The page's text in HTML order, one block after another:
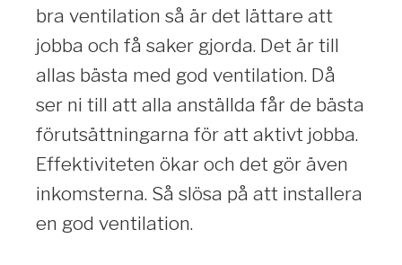
bra ventilation så är det lättare att
jobba och få saker gjorda. Det är till
allas bästa med god ventilation. Då
ser ni till att alla anställda får de bästa
förutsättningarna för att aktivt jobba.
Effektiviteten ökar och det gör även
inkomsterna. Så slösa på att installera
en god ventilation.